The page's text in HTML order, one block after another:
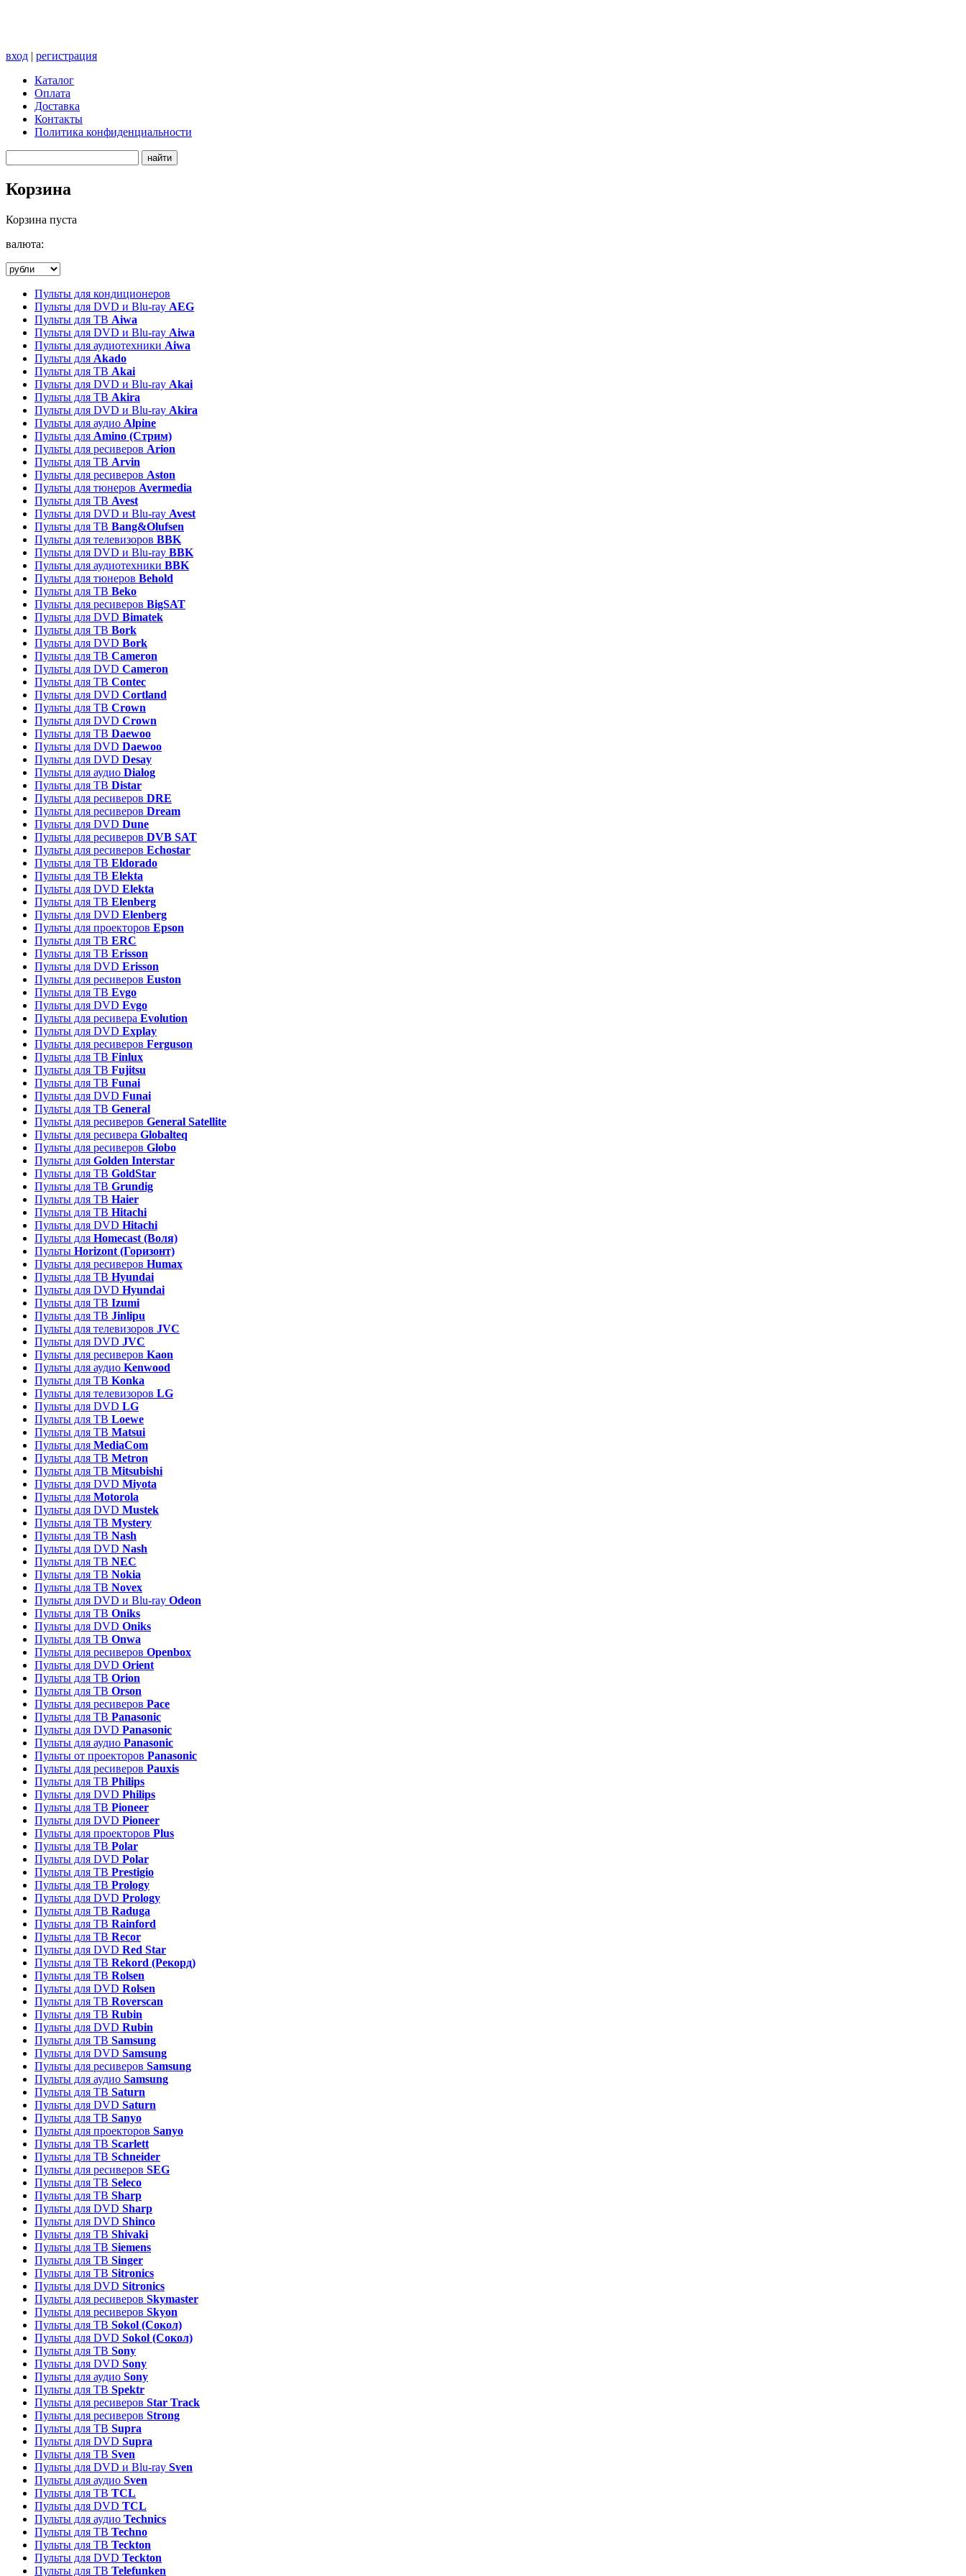
вход | регистрация
Каталог
Оплата
Доставка
Контакты
Политика конфиденциальности
Корзина
Корзина пуста
валюта:
Пульты для кондиционеров
Пульты для DVD и Blu-ray AEG
Пульты для ТВ Aiwa
Пульты для DVD и Blu-ray Aiwa
Пульты для аудиотехники Aiwa
Пульты для Akado
Пульты для ТВ Akai
Пульты для DVD и Blu-ray Akai
Пульты для ТВ Akira
Пульты для DVD и Blu-ray Akira
Пульты для аудио Alpine
Пульты для Amino (Стрим)
Пульты для ресиверов Arion
Пульты для ТВ Arvin
Пульты для ресиверов Aston
Пульты для тюнеров Avermedia
Пульты для ТВ Avest
Пульты для DVD и Blu-ray Avest
Пульты для ТВ Bang&Olufsen
Пульты для телевизоров BBK
Пульты для DVD и Blu-ray BBK
Пульты для аудиотехники BBK
Пульты для тюнеров Behold
Пульты для ТВ Beko
Пульты для ресиверов BigSAT
Пульты для DVD Bimatek
Пульты для ТВ Bork
Пульты для DVD Bork
Пульты для ТВ Cameron
Пульты для DVD Cameron
Пульты для ТВ Contec
Пульты для DVD Cortland
Пульты для ТВ Crown
Пульты для DVD Crown
Пульты для ТВ Daewoo
Пульты для DVD Daewoo
Пульты для DVD Desay
Пульты для аудио Dialog
Пульты для ТВ Distar
Пульты для ресиверов DRE
Пульты для ресиверов Dream
Пульты для DVD Dune
Пульты для ресиверов DVB SAT
Пульты для ресиверов Echostar
Пульты для ТВ Eldorado
Пульты для ТВ Elekta
Пульты для DVD Elekta
Пульты для ТВ Elenberg
Пульты для DVD Elenberg
Пульты для проекторов Epson
Пульты для ТВ ERC
Пульты для ТВ Erisson
Пульты для DVD Erisson
Пульты для ресиверов Euston
Пульты для ТВ Evgo
Пульты для DVD Evgo
Пульты для ресивера Evolution
Пульты для DVD Explay
Пульты для ресиверов Ferguson
Пульты для ТВ Finlux
Пульты для ТВ Fujitsu
Пульты для ТВ Funai
Пульты для DVD Funai
Пульты для ТВ General
Пульты для ресиверов General Satellite
Пульты для ресивера Globalteq
Пульты для ресиверов Globo
Пульты для Golden Interstar
Пульты для ТВ GoldStar
Пульты для ТВ Grundig
Пульты для ТВ Haier
Пульты для ТВ Hitachi
Пульты для DVD Hitachi
Пульты для Homecast (Воля)
Пульты Horizont (Горизонт)
Пульты для ресиверов Humax
Пульты для ТВ Hyundai
Пульты для DVD Hyundai
Пульты для ТВ Izumi
Пульты для ТВ Jinlipu
Пульты для телевизоров JVC
Пульты для DVD JVC
Пульты для ресиверов Kaon
Пульты для аудио Kenwood
Пульты для ТВ Konka
Пульты для телевизоров LG
Пульты для DVD LG
Пульты для ТВ Loewe
Пульты для ТВ Matsui
Пульты для MediaCom
Пульты для ТВ Metron
Пульты для TB Mitsubishi
Пульты для DVD Miyota
Пульты для Motorola
Пульты для DVD Mustek
Пульты для ТВ Mystery
Пульты для ТВ Nash
Пульты для DVD Nash
Пульты для ТВ NEC
Пульты для ТВ Nokia
Пульты для ТВ Novex
Пульты для DVD и Blu-ray Odeon
Пульты для ТВ Oniks
Пульты для DVD Oniks
Пульты для ТВ Onwa
Пульты для ресиверов Openbox
Пульты для DVD Orient
Пульты для ТВ Orion
Пульты для ТВ Orson
Пульты для ресиверов Pace
Пульты для ТВ Panasonic
Пульты для DVD Panasonic
Пульты для аудио Panasonic
Пульты от проекторов Panasonic
Пульты для ресиверов Pauxis
Пульты для ТВ Philips
Пульты для DVD Philips
Пульты для ТВ Pioneer
Пульты для DVD Pioneer
Пульты для проекторов Plus
Пульты для ТВ Polar
Пульты для DVD Polar
Пульты для ТВ Prestigio
Пульты для ТВ Prology
Пульты для DVD Prology
Пульты для ТВ Raduga
Пульты для ТВ Rainford
Пульты для ТВ Recor
Пульты для DVD Red Star
Пульты для ТВ Rekord (Рекорд)
Пульты для ТВ Rolsen
Пульты для DVD Rolsen
Пульты для ТВ Roverscan
Пульты для ТВ Rubin
Пульты для DVD Rubin
Пульты для ТВ Samsung
Пульты для DVD Samsung
Пульты для ресиверов Samsung
Пульты для аудио Samsung
Пульты для ТВ Saturn
Пульты для DVD Saturn
Пульты для ТВ Sanyo
Пульты для проекторов Sanyo
Пульты для ТВ Scarlett
Пульты для ТВ Schneider
Пульты для ресиверов SEG
Пульты для ТВ Seleco
Пульты для ТВ Sharp
Пульты для DVD Sharp
Пульты для DVD Shinco
Пульты для ТВ Shivaki
Пульты для ТВ Siemens
Пульты для ТВ Singer
Пульты для ТВ Sitronics
Пульты для DVD Sitronics
Пульты для ресиверов Skymaster
Пульты для ресиверов Skyon
Пульты для ТВ Sokol (Сокол)
Пульты для DVD Sokol (Сокол)
Пульты для ТВ Sony
Пульты для DVD Sony
Пульты для аудио Sony
Пульты для ТВ Spektr
Пульты для ресиверов Star Track
Пульты для ресиверов Strong
Пульты для ТВ Supra
Пульты для DVD Supra
Пульты для ТВ Sven
Пульты для DVD и Blu-ray Sven
Пульты для аудио Sven
Пульты для ТВ TCL
Пульты для DVD TCL
Пульты для аудио Technics
Пульты для ТВ Techno
Пульты для ТВ Teckton
Пульты для DVD Teckton
Пульты для ТВ Telefunken